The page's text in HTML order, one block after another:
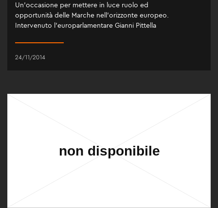
Un’occasione per mettere in luce ruolo ed
opportunità delle Marche nell’orizzonte europeo.
Intervenuto l’europarlamentare Gianni Pittella
24/11/2014